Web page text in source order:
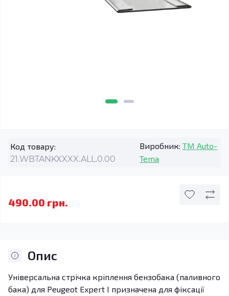
Код товару:
21.WBTANKXXXX.ALL.0.00
Виробник: TM Auto-
Tema
490.00 грн.
Опис
Універсальна стрічка кріплення бензобака (паливного
бака) для Peugeot Expert I призначена для фіксації